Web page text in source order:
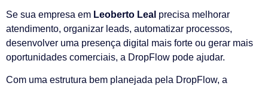
Se sua empresa em Leoberto Leal precisa melhorar
atendimento, organizar leads, automatizar processos,
desenvolver uma presença digital mais forte ou gerar mais
oportunidades comerciais, a DropFlow pode ajudar.
Com uma estrutura bem planejada pela DropFlow, a